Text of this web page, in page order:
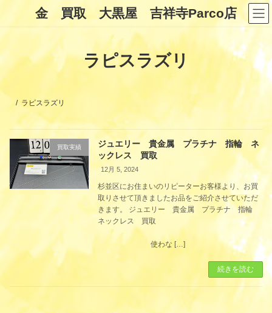
ン
キ
ッ
ー
に
移
金 買取 大黒屋 吉祥寺Parco店
ラピスラズリ
ラピスラズリ
買取実績
ジュエリー 貴金属 プラチナ 指輪 ネ
ックレス 買取
12月 5, 2024
杉並区にお住まいのリピーターお客様より、お買
取りさせて頂きましたお品をご紹介させていただ
きます。 ジュエリー 貴金属 プラチナ 指輪
ネックレス 買取
使わな […]
続きを読む